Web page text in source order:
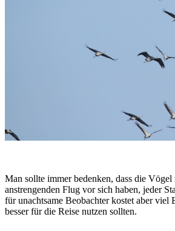
Man sollte immer bedenken, dass die Vögel
anstrengenden Flug vor sich haben, jeder
für unachtsame Beobachter kostet aber viel
besser für die Reise nutzen sollten.